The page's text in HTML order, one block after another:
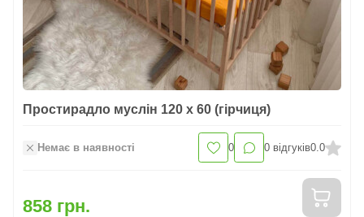
Простирадло муслін 120 х 60 (гірчиця)
Немає в наявності 0 0 відгуків0.0
858 грн.